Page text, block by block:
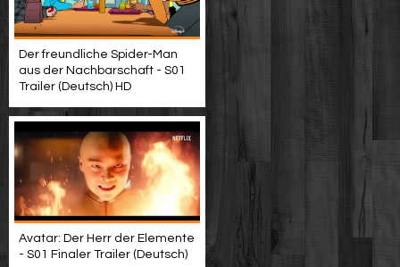
Der freundliche Spider-Man
aus der Nachbarschaft - S01
Trailer (Deutsch) HD
Avatar: Der Herr der Elemente
- S01 Finaler Trailer (Deutsch)